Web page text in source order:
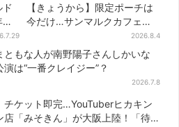
ド
メ
【きょうから】限定ポーチは
今だけ…サンマルクカフェ初
の「夏福袋」、実質無料でレ
アグッズが手に入る
2026.8.4
ともな人が南野陽子さんしかいな
は“一番クレイジー”？
2026.7.8
チケット即完…YouTuberヒカキン
店「みそきん」が大阪上陸！「待